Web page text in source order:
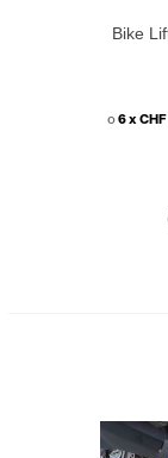
Bike
o6 x